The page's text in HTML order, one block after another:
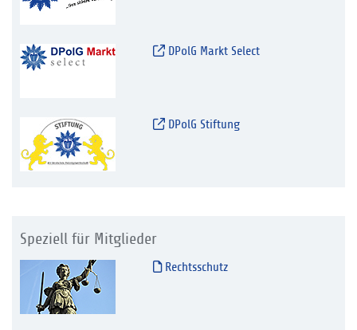
DPolG Markt Select
DPolG Stiftung
Speziell für Mitglieder
Rechtsschutz